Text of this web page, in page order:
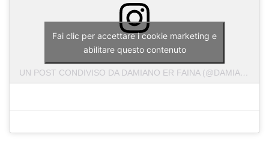
Fai clic per accettare i cookie marketing e
abilitare questo contenuto